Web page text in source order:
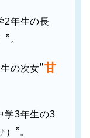
2年生の長
” 。
の次女”甘
学3年生の3
） ”。